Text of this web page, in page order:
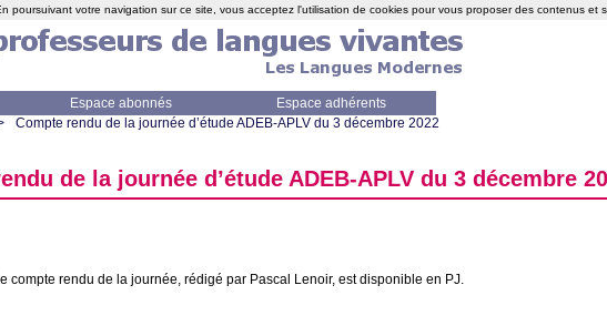
Espace abonnés
Espace adhérents
Compte rendu de la journée d’étude ADEB-APLV du 3 décembre 2022
de la journée d’étude ADEB-APLV du 3 décembre
compte rendu de la journée, rédigé par Pascal Lenoir, est disponible en PJ.
poursuivant votre navigation sur ce site, vous acceptez l'utilisation de cookies pour vous proposer des contenus et